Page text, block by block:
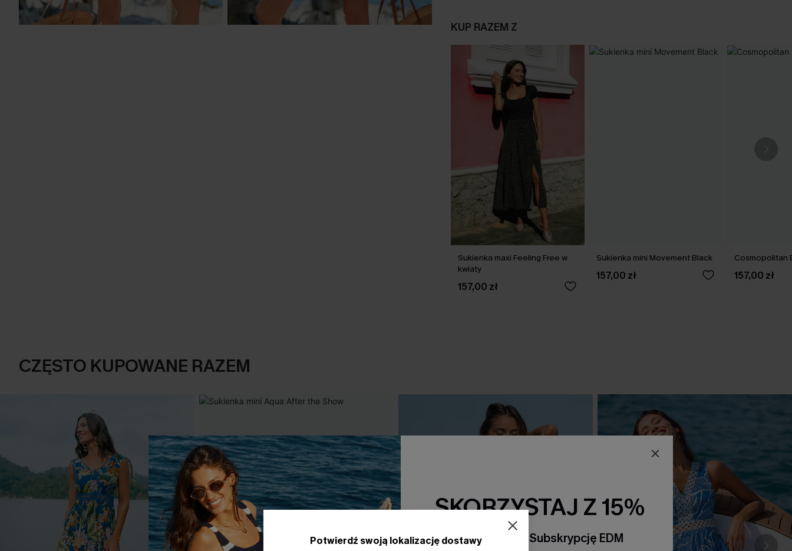
KUP RAZEM Z
Sukienka maxi Feeling Free w
kwiaty
157,00 zł
Sukienka mini Movement Black
157,00 zł
Cosmopolitan
157,00 zł
CZĘSTO KUPOWANE RAZEM
Potwierdź swoją lokalizację dostawy
SKORZYSTAJ Z 15%
15% Zniżki za Subskrypcję EDM